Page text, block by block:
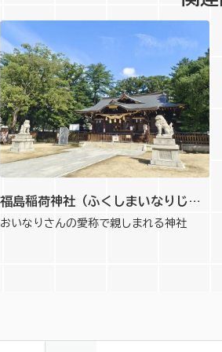
福島稲荷神社（ふくしまいなりじんじゃ）
おいなりさんの愛称で親しまれる神社